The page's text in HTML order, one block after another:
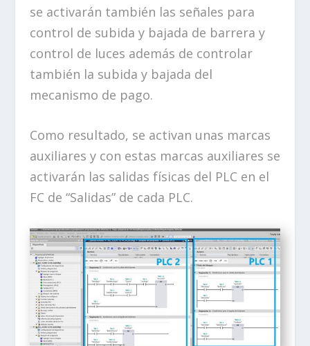
se activarán también las señales para
control de subida y bajada de barrera y
control de luces además de controlar
también la subida y bajada del
mecanismo de pago.
Como resultado, se activan unas marcas
auxiliares y con estas marcas auxiliares se
activarán las salidas físicas del PLC en el
FC de “Salidas” de cada PLC.